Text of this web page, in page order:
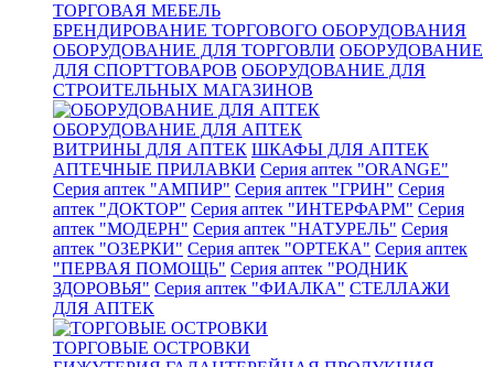
ТОРГОВАЯ МЕБЕЛЬ
БРЕНДИРОВАНИЕ ТОРГОВОГО ОБОРУДОВАНИЯ
ОБОРУДОВАНИЕ ДЛЯ ТОРГОВЛИ ОБОРУДОВАНИЕ
ДЛЯ СПОРТТОВАРОВ ОБОРУДОВАНИЕ ДЛЯ
СТРОИТЕЛЬНЫХ МАГАЗИНОВ
ОБОРУДОВАНИЕ ДЛЯ АПТЕК
ВИТРИНЫ ДЛЯ АПТЕК ШКАФЫ ДЛЯ АПТЕК
АПТЕЧНЫЕ ПРИЛАВКИ Серия аптек "ORANGE"
Серия аптек "АМПИР" Серия аптек "ГРИН" Серия
аптек "ДОКТОР" Серия аптек "ИНТЕРФАРМ" Серия
аптек "МОДЕРН" Серия аптек "НАТУРЕЛЬ" Серия
аптек "ОЗЕРКИ" Серия аптек "ОРТЕКА" Серия аптек
"ПЕРВАЯ ПОМОЩЬ" Серия аптек "РОДНИК
ЗДОРОВЬЯ" Серия аптек "ФИАЛКА" СТЕЛЛАЖИ
ДЛЯ АПТЕК
ТОРГОВЫЕ ОСТРОВКИ